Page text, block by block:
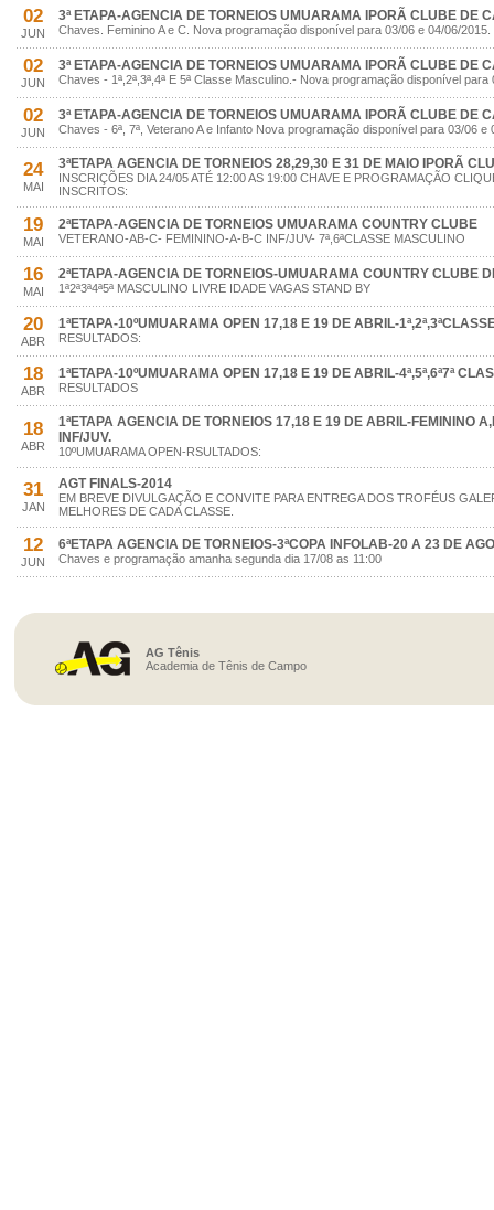
02
JUN
3ª ETAPA-AGENCIA DE TORNEIOS UMUARAMA IPORÃ CLUBE DE
Chaves. Feminino A e C. Nova programação disponível para 03/06 e 04/06/2015.
02
JUN
3ª ETAPA-AGENCIA DE TORNEIOS UMUARAMA IPORÃ CLUBE DE
Chaves - 1ª,2ª,3ª,4ª E 5ª Classe Masculino.- Nova programação disponível para
02
JUN
3ª ETAPA-AGENCIA DE TORNEIOS UMUARAMA IPORÃ CLUBE DE
Chaves - 6ª, 7ª, Veterano A e Infanto Nova programação disponível para 03/06 e
24
MAI
3ªETAPA AGENCIA DE TORNEIOS 28,29,30 E 31 DE MAIO IPORÃ
INSCRIÇÕES DIA 24/05 ATÉ 12:00 AS 19:00 CHAVE E PROGRAMAÇÃO
INSCRITOS:
19
MAI
2ªETAPA-AGENCIA DE TORNEIOS UMUARAMA COUNTRY CLUBE
VETERANO-AB-C- FEMININO-A-B-C INF/JUV- 7ª,6ªCLASSE MASCULINO
16
MAI
2ªETAPA-AGENCIA DE TORNEIOS-UMUARAMA COUNTRY CLUBE
1ª2ª3ª4ª5ª MASCULINO LIVRE IDADE VAGAS STAND BY
20
ABR
1ªETAPA-10ºUMUARAMA OPEN 17,18 E 19 DE ABRIL-
RESULTADOS:
18
ABR
1ªETAPA-10ºUMUARAMA OPEN 17,18 E 19 DE ABRIL-4ª,5ª,6ª7ª
RESULTADOS
18
ABR
1ªETAPA AGENCIA DE TORNEIOS 17,18 E 19 DE ABRIL-FEMININO
INF/JUV.
10ºUMUARAMA OPEN-RSULTADOS:
31
JAN
AGT FINALS-2014
EM BREVE DIVULGAÇÃO E CONVITE PARA ENTREGA DOS TROFÉUS
MELHORES DE CADA CLASSE.
12
JUN
6ªETAPA AGENCIA DE TORNEIOS-3ªCOPA INFOLAB-20 A 23 DE
Chaves e programação amanha segunda dia 17/08 as 11:00
AG Tênis
Academia de Tênis de Campo